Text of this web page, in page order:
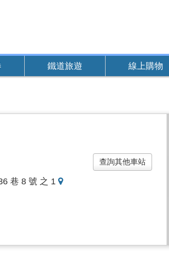
鐵道旅遊 線上購物
查詢其他車站
巷 8 號 之 1